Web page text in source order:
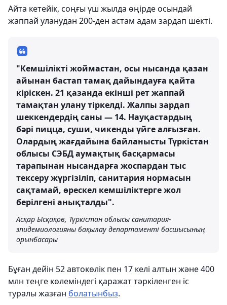
Айта кетейік, соңғы үш жылда өңірде осындай
жаппай уланудан 200-ден астам адам зардап шекті.
"Кемшілікті жоймастан, осы нысанда қазан
айынан бастап тамақ дайындауға қайта
кіріскен. 21 қазанда екінші рет жаппай
тамақтан улану тіркелді. Жалпы зардап
шеккендердің саны — 14. Науқастардың
бәрі пицца, суши, чикенды үйге алғызған.
Олардың жағдайына байланысты Түркістан
облысы СЭБД аумақтық басқармасы
тарапынан нысандарға жоспардан тыс
тексеру жүргізіліп, санитария нормасын
сақтамай, өрескел кемшіліктерге жол
берілгені анықталды".
Асқар Ысқақов, Түркістан облысы санитария-
эпидемиологияны бақылау департаменті басшысының
орынбасары
Бұған дейін 52 автокөлік пен 17 келі алтын және 400
млн теңге көлеміндегі қаражат тәркіленген іс
туралы жазған болатынбыз.